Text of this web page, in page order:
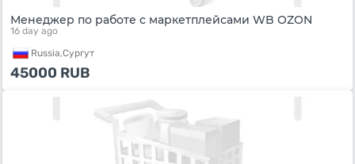
Менеджер по работе с маркетплейсами WB OZON
16 day ago
Russia,Сургут
45000 RUB